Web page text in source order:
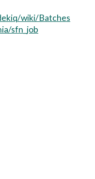
wiki/Batches
sfn_job